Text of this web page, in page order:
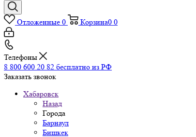
Отложенные 0 Корзина0 0
Телефоны
8 800 600 20 82 бесплатно из РФ
Заказать звонок
Хабаровск
Назад
Города
Барнаул
Бишкек